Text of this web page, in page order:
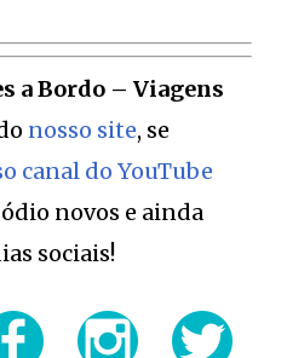
a Bordo – Viagens
nosso site, se
canal do YouTube
novos e ainda
sociais!